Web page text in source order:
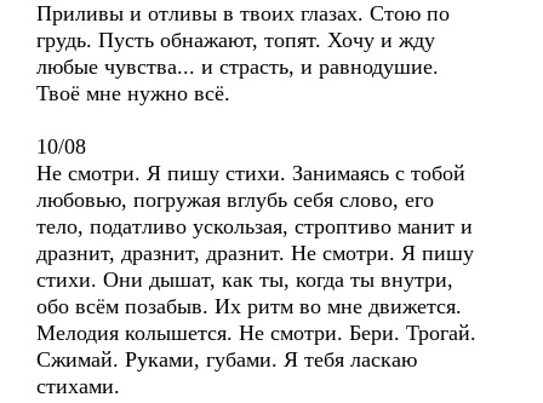
Приливы и отливы в твоих глазах. Стою по
грудь. Пусть обнажают, топят. Хочу и жду
любые чувства... и страсть, и равнодушие.
Твоё мне нужно всё.
10/08
Не смотри. Я пишу стихи. Занимаясь с тобой
любовью, погружая вглубь себя слово, его
тело, податливо ускользая, строптиво манит и
дразнит, дразнит, дразнит. Не смотри. Я пишу
стихи. Они дышат, как ты, когда ты внутри,
обо всём позабыв. Их ритм во мне движется.
Мелодия колышется. Не смотри. Бери. Трогай.
Сжимай. Руками, губами. Я тебя ласкаю
стихами.